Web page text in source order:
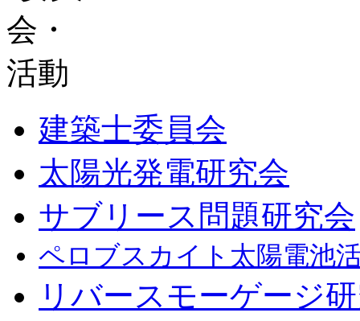
建築士委員会
太陽光発電研究会
サブリース問題研究会
ペロブスカイト太陽電池
リバースモーゲージ